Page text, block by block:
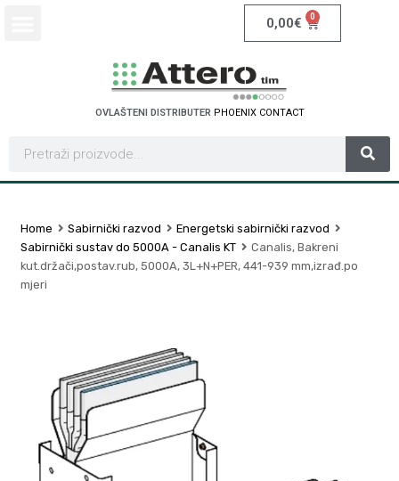
0,00€ 0
OVLAŠTENI DISTRIBUTER PHOENIX CONTACT
Home Sabirnički razvod
Energetski sabirnički razvod
Sabirnički sustav do 5000A - Canalis KT
Canalis, Bakreni
kut.držači,postav.rub, 5000A, 3L+N+PER, 441-939 mm,izrađ.po
mjeri